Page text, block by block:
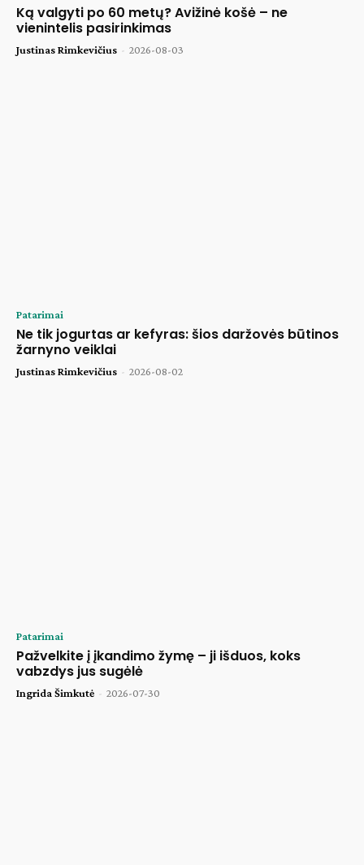
Ką valgyti po 60 metų? Avižinė košė – ne
vienintelis pasirinkimas
Justinas Rimkevičius - 2026-08-03
Patarimai
Ne tik jogurtas ar kefyras: šios daržovės būtinos
žarnyno veiklai
Justinas Rimkevičius - 2026-08-02
Patarimai
Pažvelkite į įkandimo žymę – ji išduos, koks
vabzdys jus sugėlė
Ingrida Šimkutė - 2026-07-30